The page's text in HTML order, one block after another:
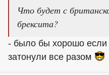
Что будет с
брексита?
- было бы хорошо если
затонули все разом